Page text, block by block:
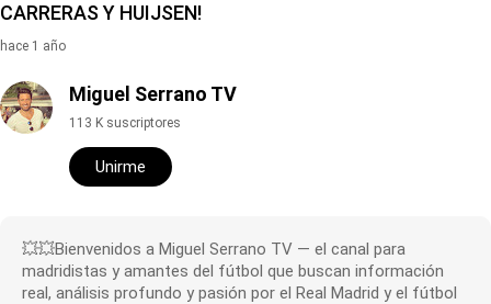
CARRERAS Y HUIJSEN!
hace 1 año
Miguel Serrano TV
113 K suscriptores
Unirme
💥💥Bienvenidos a Miguel Serrano TV — el canal para
madridistas y amantes del fútbol que buscan información
real, análisis profundo y pasión por el Real Madrid y el fútbol